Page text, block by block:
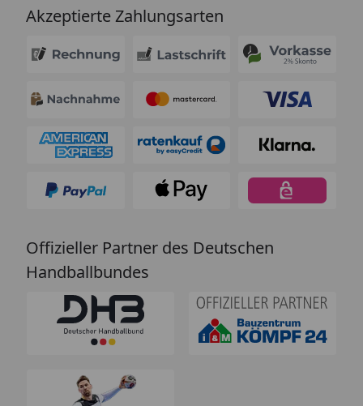
Akzeptierte Zahlungsarten
Offizieller Partner des Deutschen
Handballbundes